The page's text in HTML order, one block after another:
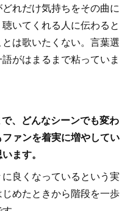
れだけ気持ちをその曲に
いてくれる人に伝わると
は歌いたくない。言葉選
がはまるまで粘っていま
、どんなシーンでも変わ
ァンを着実に増やしてい
ます。
良くなっているという実
めたときから階段を一歩